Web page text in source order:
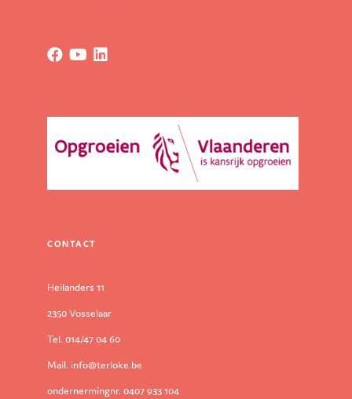
CONTACT
Heilanders 11
2350 Vosselaar
Tel. 014/47 04 60
Mail. info@terloke.be
ondernermingnr. 0407 933 104